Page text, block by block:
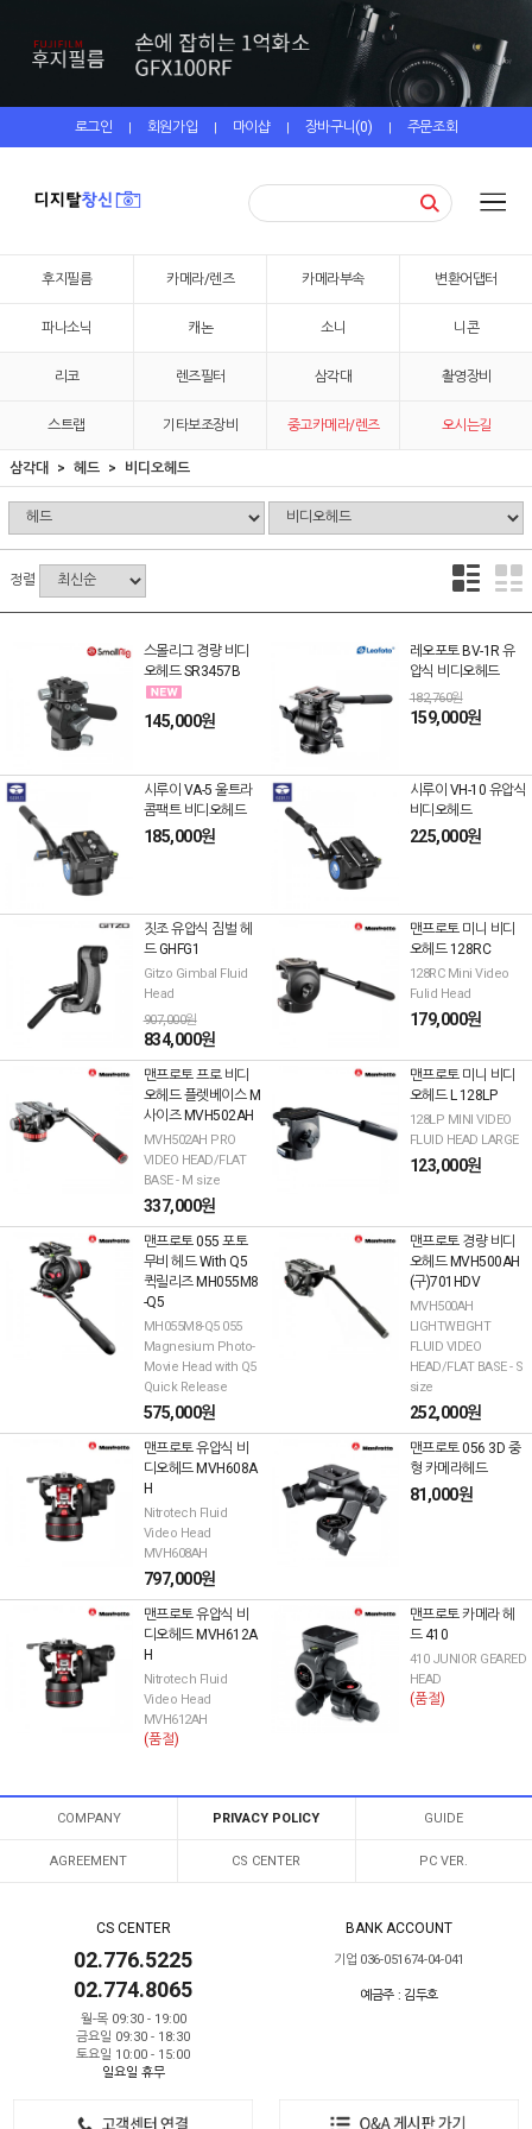
로그인 | 회원가입 | 마이샵 | 장바구니(0) | 주문조회
후지필름 카메라/렌즈 카메라부속 변환어댑터
파나소닉 캐논 소니 니콘
리코 렌즈필터 삼각대 촬영장비
스트랩 기타보조장비 중고카메라/렌즈 오시는길
삼각대 헤드 비디오헤드
정렬
스몰리그 경량 비디
오헤드 SR3457B
145,000원
레오포토 BV-1R 유
압식 비디오헤드
182,760원
159,000원
시루이 VA-5 울트라
콤팩트 비디오헤드
185,000원
시루이 VH-10 유압식
비디오헤드
225,000원
짓조 유압식 짐벌 헤
드 GHFG1
Gitzo Gimbal Fluid
Head
907,000원
834,000원
맨프로토 미니 비디
오헤드 128RC
128RC Mini Video
Fulid Head
179,000원
맨프로토 프로 비디
오헤드 플렛베이스 M
사이즈 MVH502AH
MVH502AH PRO
VIDEO HEAD/FLAT
BASE - M size
337,000원
맨프로토 미니 비디
오헤드 L 128LP
128LP MINI VIDEO
FLUID HEAD LARGE
123,000원
맨프로토 055 포토
무비 헤드 With Q5
퀵릴리즈 MH055M8
-Q5
MH055M8-Q5 055
Magnesium Photo-
Movie Head with Q5
Quick Release
575,000원
맨프로토 경량 비디
오헤드 MVH500AH
(구)701HDV
MVH500AH
LIGHTWEIGHT
FLUID VIDEO
HEAD/FLAT BASE - S
size
252,000원
맨프로토 유압식 비
디오헤드 MVH608A
H
Nitrotech Fluid
Video Head
MVH608AH
797,000원
맨프로토 056 3D 중
형 카메라헤드
81,000원
맨프로토 유압식 비
디오헤드 MVH612A
H
Nitrotech Fluid
Video Head
MVH612AH
(품절)
맨프로토 카메라 헤
드 410
410 JUNIOR GEARED
HEAD
(품절)
COMPANY PRIVACY POLICY GUIDE
AGREEMENT CS CENTER PC VER.
CS CENTER
02.776.5225
02.774.8065
월-목 09:30 - 19:00
금요일 09:30 - 18:30
토요일 10:00 - 15:00
일요일 휴무
BANK ACCOUNT
기업 036-051674-04-041
예금주 : 김두호